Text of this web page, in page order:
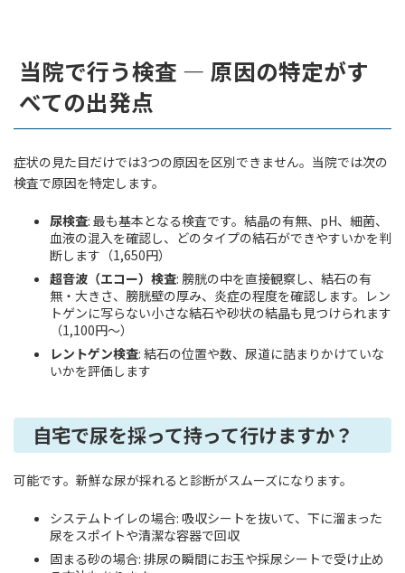
当院で行う検査 — 原因の特定がす
べての出発点
症状の見た目だけでは3つの原因を区別できません。当院では次の
検査で原因を特定します。
尿検査: 最も基本となる検査です。結晶の有無、pH、細菌、
血液の混入を確認し、どのタイプの結石ができやすいかを判
断します（1,650円）
超音波（エコー）検査: 膀胱の中を直接観察し、結石の有
無・大きさ、膀胱壁の厚み、炎症の程度を確認します。レン
トゲンに写らない小さな結石や砂状の結晶も見つけられます
（1,100円～）
レントゲン検査: 結石の位置や数、尿道に詰まりかけていな
いかを評価します
自宅で尿を採って持って行けますか？
可能です。新鮮な尿が採れると診断がスムーズになります。
システムトイレの場合: 吸収シートを抜いて、下に溜まった
尿をスポイトや清潔な容器で回収
固まる砂の場合: 排尿の瞬間にお玉や採尿シートで受け止め